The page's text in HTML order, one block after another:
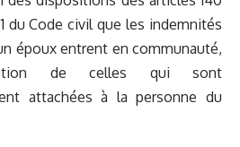
du Code civil que les indemnités
époux entrent en communauté,
de celles qui sont
attachées à la personne du